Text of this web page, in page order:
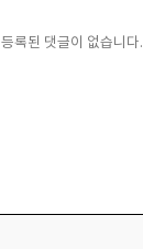
등록된 댓글이 없습니다.